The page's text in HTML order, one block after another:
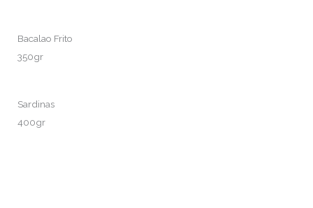
Bacalao Frito
350gr
Sardinas
400gr